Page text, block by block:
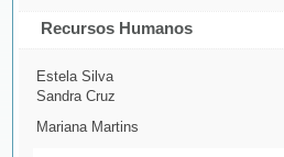
Recursos Humanos
Estela Silva
Sandra Cruz
Mariana Martins